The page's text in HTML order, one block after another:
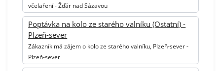
včelaření - Žďár nad Sázavou
Poptávka na kolo ze starého valníku (Ostatní) -
Plzeň-sever
Zákazník má zájem o kolo ze starého valníku, Plzeň-sever -
Plzeň-sever